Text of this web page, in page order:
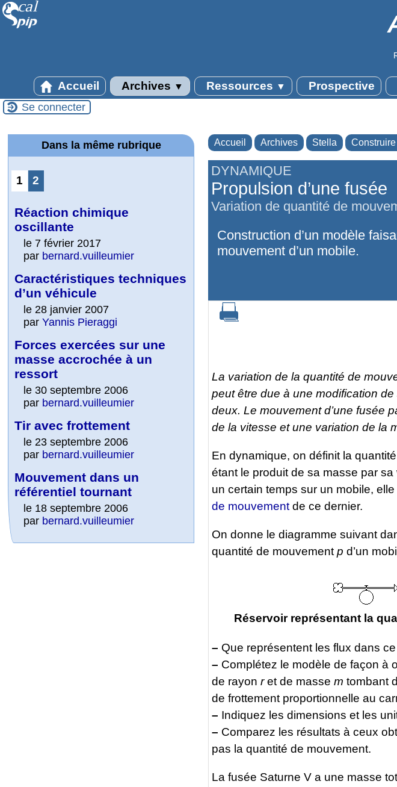
Accueil Archives ▼ Ressources ▼ Prospective
Se connecter
Accueil Archives Stella
DYNAMIQUE
Propulsion d’une fusée
Variation de quantité de
Construction d’un modèle
mouvement d’un mobile.
La variation de la quantité de
peut être due à une modification
deux. Le mouvement d’une fusée
de la vitesse et une variation de la
En dynamique, on définit la
étant le produit de sa masse par
un certain temps sur un mobile,
de mouvement de ce dernier.
On donne le diagramme suivant
quantité de mouvementp d’un
Réservoir représentant la
– Que représentent les flux dans
– Complétez le modèle de façon à
de rayon ret de masse m tombant
de frottement proportionnelle au
– Indiquez les dimensions et les
– Comparez les résultats à ceux
pas la quantité de mouvement.
La fusée Saturne V a une masse
Dans la même rubrique
1 2
Réaction chimique
oscillante
le 7 février 2017
par bernard.vuilleumier
Caractéristiques techniques
d’un véhicule
le 28 janvier 2007
parYannis Pieraggi
Forces exercées sur une
masse accrochée à un
ressort
le 30 septembre 2006
par bernard.vuilleumier
Tir avec frottement
le 23 septembre 2006
par bernard.vuilleumier
Mouvement dans un
référentiel tournant
le 18 septembre 2006
par bernard.vuilleumier